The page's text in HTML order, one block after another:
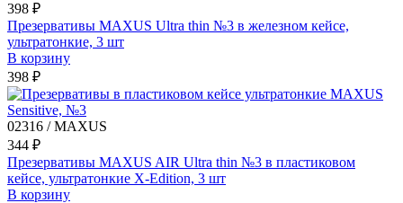
398 ₽
Презервативы MAXUS Ultra thin №3 в железном кейсе,
ультратонкие, 3 шт
В корзину
398 ₽
02316 / MAXUS
344 ₽
Презервативы MAXUS AIR Ultra thin №3 в пластиковом
кейсе, ультратонкие X-Edition, 3 шт
В корзину